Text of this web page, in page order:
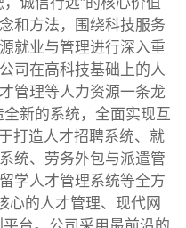
诚信行远”的核心价值
和方法，围绕科技服务
就业与管理进行深入重
司在高科技基础上的人
管理等人力资源一条龙
新的系统，全面实现互
打造人才招聘系统、就
统、劳务外包与派遣管
学人才管理系统等全方
心的人才管理、现代网